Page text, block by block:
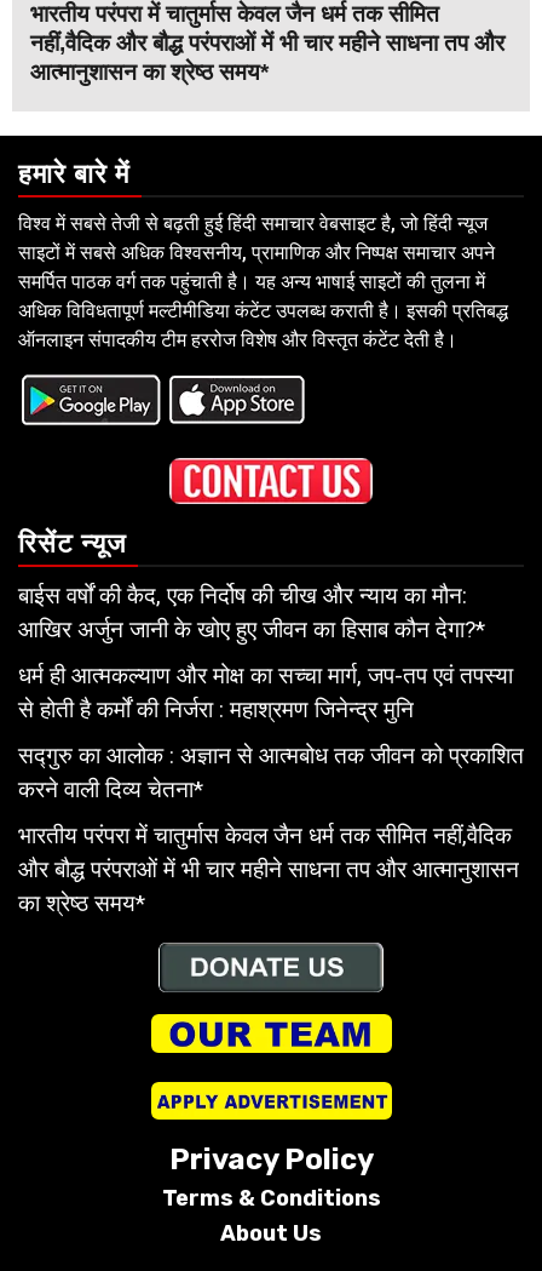
भारतीय परंपरा में चातुर्मास केवल जैन धर्म तक सीमित
नहीं,वैदिक और बौद्ध परंपराओं में भी चार महीने साधना तप और
आत्मानुशासन का श्रेष्ठ समय*
हमारे बारे में
विश्व में सबसे तेजी से बढ़ती हुई हिंदी समाचार वेबसाइट है, जो हिंदी न्यूज
साइटों में सबसे अधिक विश्वसनीय, प्रामाणिक और निष्पक्ष समाचार अपने
समर्पित पाठक वर्ग तक पहुंचाती है। यह अन्य भाषाई साइटों की तुलना में
अधिक विविधतापूर्ण मल्टीमीडिया कंटेंट उपलब्ध कराती है। इसकी प्रतिबद्ध
ऑनलाइन संपादकीय टीम हररोज विशेष और विस्तृत कंटेंट देती है।
रिसेंट न्यूज
बाईस वर्षों की कैद, एक निर्दोष की चीख और न्याय का मौन:
आखिर अर्जुन जानी के खोए हुए जीवन का हिसाब कौन देगा?*
धर्म ही आत्मकल्याण और मोक्ष का सच्चा मार्ग, जप-तप एवं तपस्या
से होती है कर्मों की निर्जरा : महाश्रमण जिनेन्द्र मुनि
सद्गुरु का आलोक : अज्ञान से आत्मबोध तक जीवन को प्रकाशित
करने वाली दिव्य चेतना*
भारतीय परंपरा में चातुर्मास केवल जैन धर्म तक सीमित नहीं,वैदिक
और बौद्ध परंपराओं में भी चार महीने साधना तप और आत्मानुशासन
का श्रेष्ठ समय*
Privacy Policy
Terms & Conditions
About Us